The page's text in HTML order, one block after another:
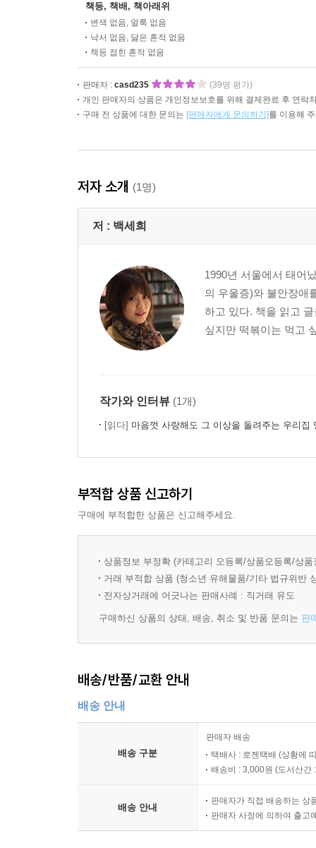
책등, 책배, 책아래위
변색 없음, 얼룩 없음
낙서 없음, 닳은 흔적 없음
책등 접힌 흔적 없음
판매자 : casd235
(39명 평가)
개인 판매자의 상품은 개인정보보호를 위해 결제완료 후 연락
구매 전 상품에 대한 문의는 [판매자에게 문의하기]를 이용해
저자 소개 (1명)
저 : 백세희
1990년 서울에서 태어
의 우울증)와 불안장애
하고 있다. 책을 읽고
싶지만 떡볶이는 먹고
작가와 인터뷰 (1개)
[읽다] 마음껏 사랑해도 그 이상을 돌려주는 우리집
부적합 상품 신고하기
구매에 부적합한 상품은 신고해주세요.
상품정보 부정확 (카테고리 오등록/상품오등록/상
거래 부적합 상품 (청소년 유해물품/기타 법규위반
전자상거래에 어긋나는 판매사례 : 직거래 유도
구매하신 상품의 상태, 배송, 취소 및 반품 문의는 판
배송/반품/교환 안내
배송 안내
배송 구분
판매자 배송
택배사 : 로젠택배 (상황에
배송비 : 3,000원 (도서산간
배송 안내
판매자가 직접 배송하는 상
판매자 사정에 의하여 출고